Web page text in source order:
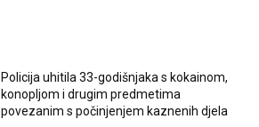
Policija uhitila 33-godišnjaka s kokainom,
konopljom i drugim predmetima
povezanim s počinjenjem kaznenih djela